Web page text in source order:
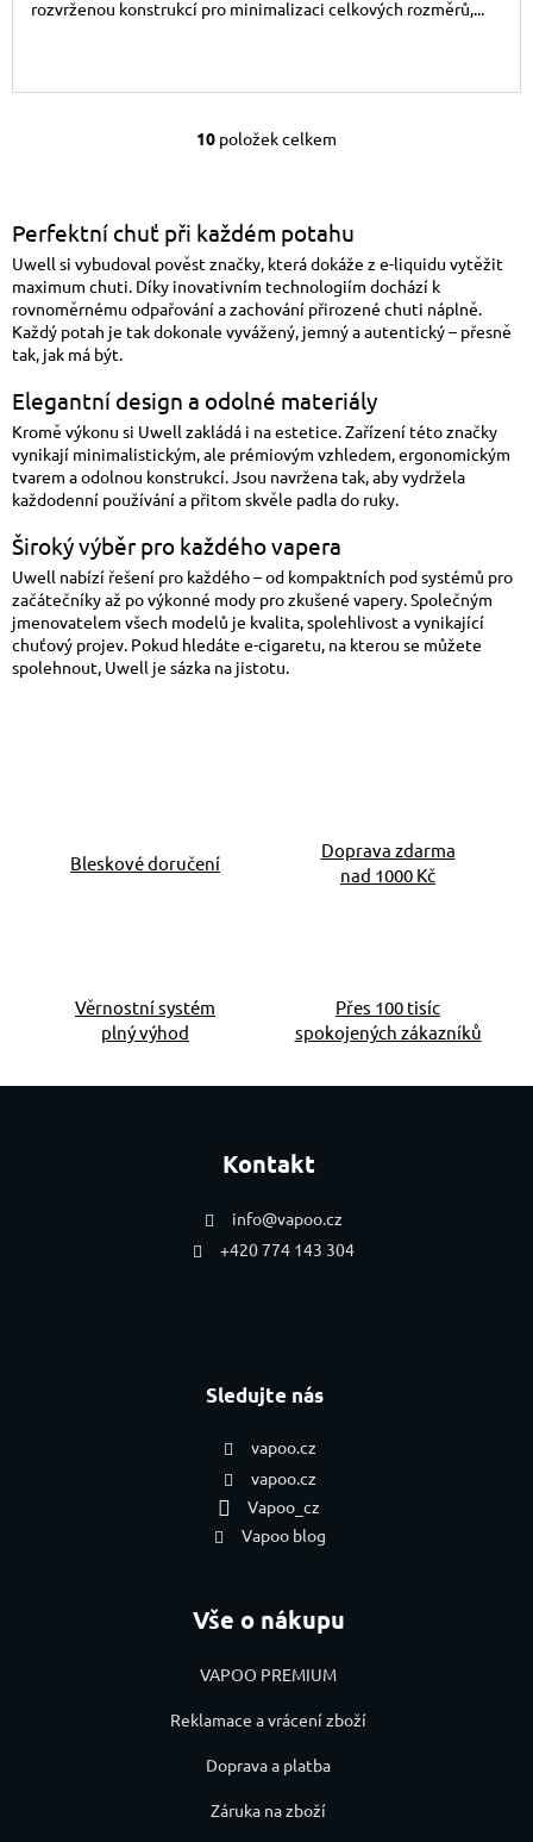
rozvrženou konstrukcí pro minimalizaci celkových rozměrů,...
Ovládací prvky
10 položek celkem
Perfektní chuť při každém potahu
Uwell si vybudoval pověst značky, která dokáže z e-liquidu vytěžit
maximum chuti. Díky inovativním technologiím dochází k
rovnoměrnému odpařování a zachování přirozené chuti náplně.
Každý potah je tak dokonale vyvážený, jemný a autentický – přesně
tak, jak má být.
Elegantní design a odolné materiály
Kromě výkonu si Uwell zakládá i na estetice. Zařízení této značky
vynikají minimalistickým, ale prémiovým vzhledem, ergonomickým
tvarem a odolnou konstrukcí. Jsou navržena tak, aby vydržela
každodenní používání a přitom skvěle padla do ruky.
Široký výběr pro každého vapera
Uwell nabízí řešení pro každého – od kompaktních pod systémů pro
začátečníky až po výkonné mody pro zkušené vapery. Společným
jmenovatelem všech modelů je kvalita, spolehlivost a vynikající
chuťový projev. Pokud hledáte e-cigaretu, na kterou se můžete
spolehnout, Uwell je sázka na jistotu.
Bleskové doručení
Doprava zdarma
nad 1000 Kč
Věrnostní systém
plný výhod
Přes 100 tisíc
spokojených zákazníků
Kontakt
info@vapoo.cz
+420 774 143 304
Sledujte nás
vapoo.cz
vapoo.cz
Vapoo_cz
Vapoo blog
Vše o nákupu
VAPOO PREMIUM
Reklamace a vrácení zboží
Doprava a platba
Záruka na zboží